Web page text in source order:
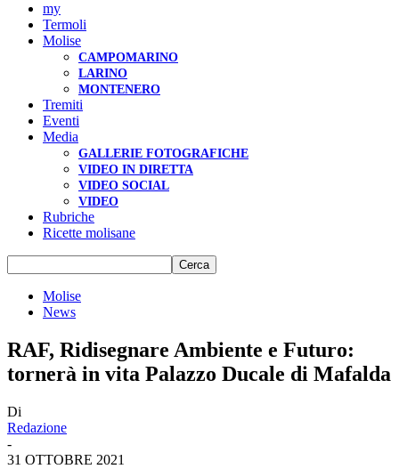
my
Termoli
Molise
CAMPOMARINO
LARINO
MONTENERO
Tremiti
Eventi
Media
GALLERIE FOTOGRAFICHE
VIDEO IN DIRETTA
VIDEO SOCIAL
VIDEO
Rubriche
Ricette molisane
Molise
News
RAF, Ridisegnare Ambiente e Futuro:
tornerà in vita Palazzo Ducale di Mafalda
Di
Redazione
-
31 OTTOBRE 2021